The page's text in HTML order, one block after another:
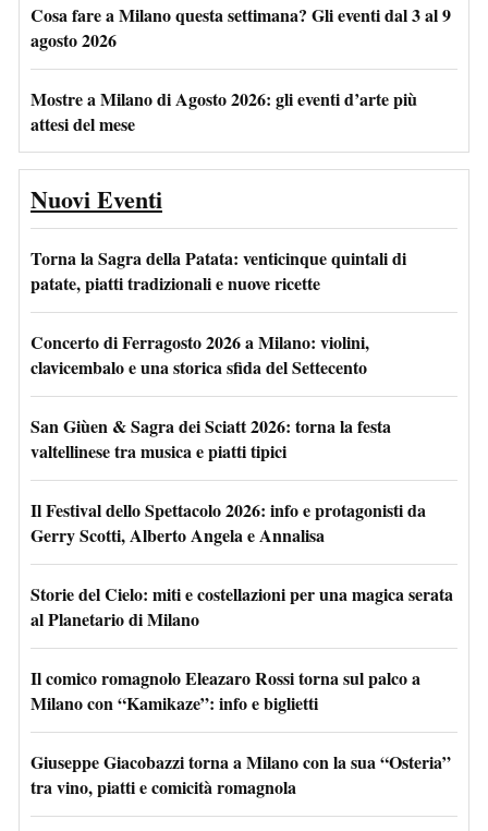
Cosa fare a Milano questa settimana? Gli eventi dal 3 al 9
agosto 2026
Mostre a Milano di Agosto 2026: gli eventi d’arte più
attesi del mese
Nuovi Eventi
Torna la Sagra della Patata: venticinque quintali di
patate, piatti tradizionali e nuove ricette
Concerto di Ferragosto 2026 a Milano: violini,
clavicembalo e una storica sfida del Settecento
San Giùen & Sagra dei Sciatt 2026: torna la festa
valtellinese tra musica e piatti tipici
Il Festival dello Spettacolo 2026: info e protagonisti da
Gerry Scotti, Alberto Angela e Annalisa
Storie del Cielo: miti e costellazioni per una magica serata
al Planetario di Milano
Il comico romagnolo Eleazaro Rossi torna sul palco a
Milano con “Kamikaze”: info e biglietti
Giuseppe Giacobazzi torna a Milano con la sua “Osteria”
tra vino, piatti e comicità romagnola